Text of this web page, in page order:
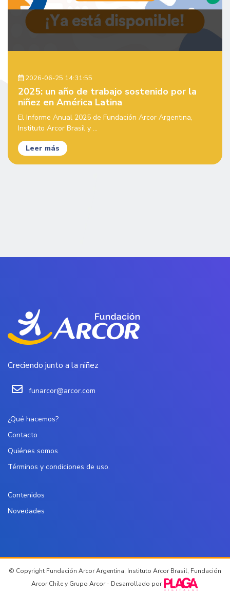
2026-06-25 14:31:55
2025: un año de trabajo sostenido por la
niñez en América Latina
El Informe Anual 2025 de Fundación Arcor Argentina,
Instituto Arcor Brasil y ...
Leer más
Creciendo junto a la niñez
funarcor@arcor.com
¿Qué hacemos?
Contacto
Quiénes somos
Términos y condiciones de uso.
Contenidos
Novedades
© Copyright Fundación Arcor Argentina, Instituto Arcor Brasil, Fundación
Arcor Chile y Grupo Arcor - Desarrollado por